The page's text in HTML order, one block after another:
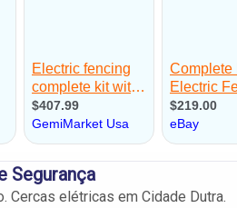
Segurança
Cercas elétricas em Cidade Dutra.